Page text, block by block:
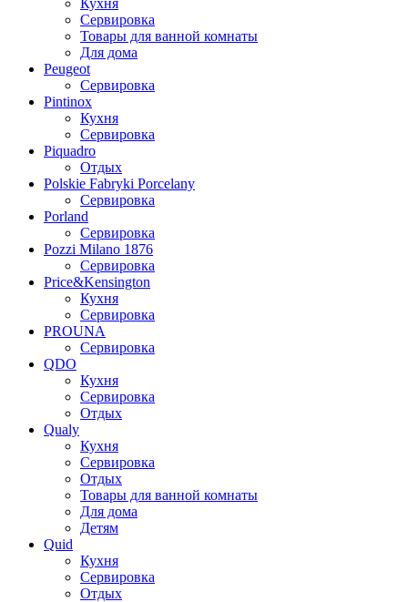
Кухня
Сервировка
Товары для ванной комнаты
Для дома
Peugeot
Сервировка
Pintinox
Кухня
Сервировка
Piquadro
Отдых
Polskie Fabryki Porcelany
Сервировка
Porland
Сервировка
Pozzi Milano 1876
Сервировка
Price&Kensington
Кухня
Сервировка
PROUNA
Сервировка
QDO
Кухня
Сервировка
Отдых
Qualy
Кухня
Сервировка
Отдых
Товары для ванной комнаты
Для дома
Детям
Quid
Кухня
Сервировка
Отдых